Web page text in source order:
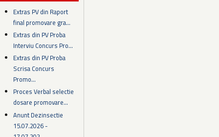
Extras PV din Raport
final promovare gra...
Extras din PV Proba
Interviu Concurs Pro...
Extras din PV Proba
Scrisa Concurs
Promo...
Proces Verbal selectie
dosare promovare...
Anunt Dezinsectie
15.07.2026 -